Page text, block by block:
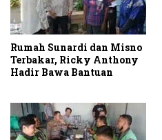
Rumah Sunardi dan Misno
Terbakar, Ricky Anthony
Hadir Bawa Bantuan